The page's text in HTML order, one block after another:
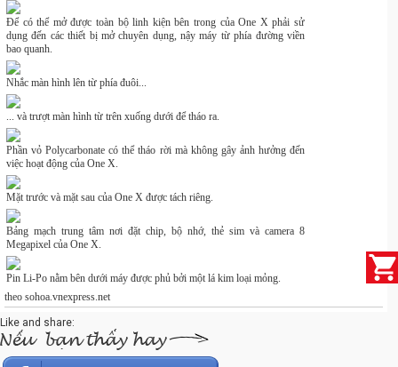
Để có thể mở được toàn bộ linh kiện bên trong của One X phải sử
dụng đến các thiết bị mở chuyên dụng, nậy máy từ phía đường viền
bao quanh.
Nhắc màn hình lên từ phía đuôi...
... và trượt màn hình từ trên xuống dưới để tháo ra.
Phần vỏ Polycarbonate có thể tháo rời mà không gây ảnh hưởng đến
việc hoạt động của One X.
Mặt trước và mặt sau của One X được tách riêng.
Bảng mạch trung tâm nơi đặt chip, bộ nhớ, thẻ sim và camera 8
Megapixel của One X.
Pin Li-Po nằm bên dưới máy được phủ bởi một lá kim loại mỏng.
theo sohoa.vnexpress.net
Like and share: